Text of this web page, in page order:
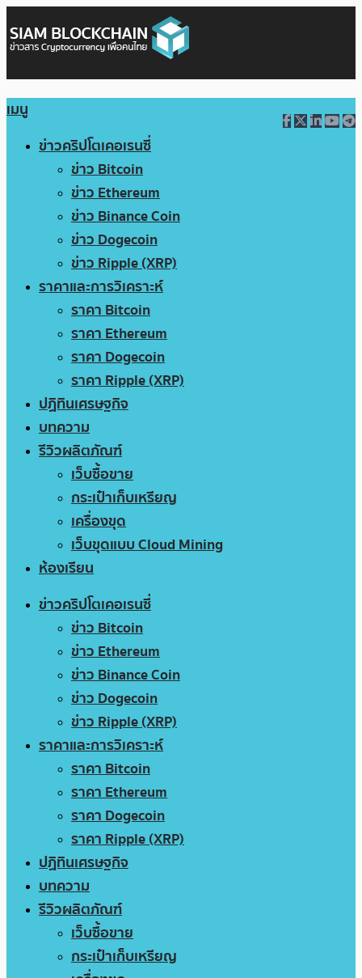
เมนู
ข่าวคริปโตเคอเรนซี่
ข่าว Bitcoin
ข่าว Ethereum
ข่าว Binance Coin
ข่าว Dogecoin
ข่าว Ripple (XRP)
ราคาและการวิเคราะห์
ราคา Bitcoin
ราคา Ethereum
ราคา Dogecoin
ราคา Ripple (XRP)
ปฏิทินเศรษฐกิจ
บทความ
รีวิวผลิตภัณฑ์
เว็บซื้อขาย
กระเป๋าเก็บเหรียญ
เครื่องขุด
เว็บขุดแบบ Cloud Mining
ห้องเรียน
ข่าวคริปโตเคอเรนซี่
ข่าว Bitcoin
ข่าว Ethereum
ข่าว Binance Coin
ข่าว Dogecoin
ข่าว Ripple (XRP)
ราคาและการวิเคราะห์
ราคา Bitcoin
ราคา Ethereum
ราคา Dogecoin
ราคา Ripple (XRP)
ปฏิทินเศรษฐกิจ
บทความ
รีวิวผลิตภัณฑ์
เว็บซื้อขาย
กระเป๋าเก็บเหรียญ